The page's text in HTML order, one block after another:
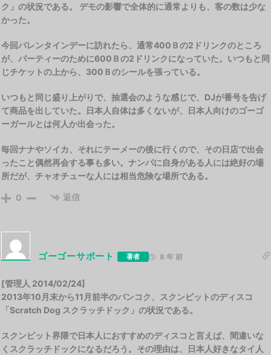
ク」の状況である。 デモの影響で全体的に通常よりも、客の数は少な
かった。
今回バレンタインデーに訪れたら、通常400Ｂの2ドリンクのところ
が、パーティーのために600Ｂの2ドリンクになっていた。いつもと同
じチケットの上から、300Ｂのシールを張っている。
いつもと同じ盛り上がりで、抽選会のような感じで、DJが番号を告げ
て商品を出していた。日本人自体は多くないが、日本人向けのゴーゴ
ーガールとは何人か出会った。
毎回ナナやソイカ、それにテーメーの後に行くので、その日店で出会
ったこと偶然再会する事も多い。ナンパに自身がある人には絶好の場
所だが、チャオチューな人には相当危険な場所である。
0 返信
ゴーゴーサポート 著者 8 年 前
[管理人 2014/02/24]
2013年10月末から11月前半のバンコク、スクンビットのディスコ
「Scratch Dog スクラッチドック」の状況である。
スクンビット界隈で日本人におすすめのディスコと言えば、間違いな
くスクラッチドックになるだろう。その理由は、日本人好きなタイ人